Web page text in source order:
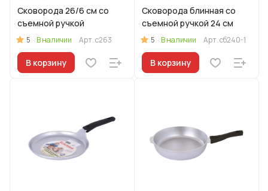
Сковорода 26/6 см со
съемной ручкой
5 В наличии Арт.с263
В корзину
Сковорода блинная со
съемной ручкой 24 см
5 В наличии Арт.сб240-1
В корзину